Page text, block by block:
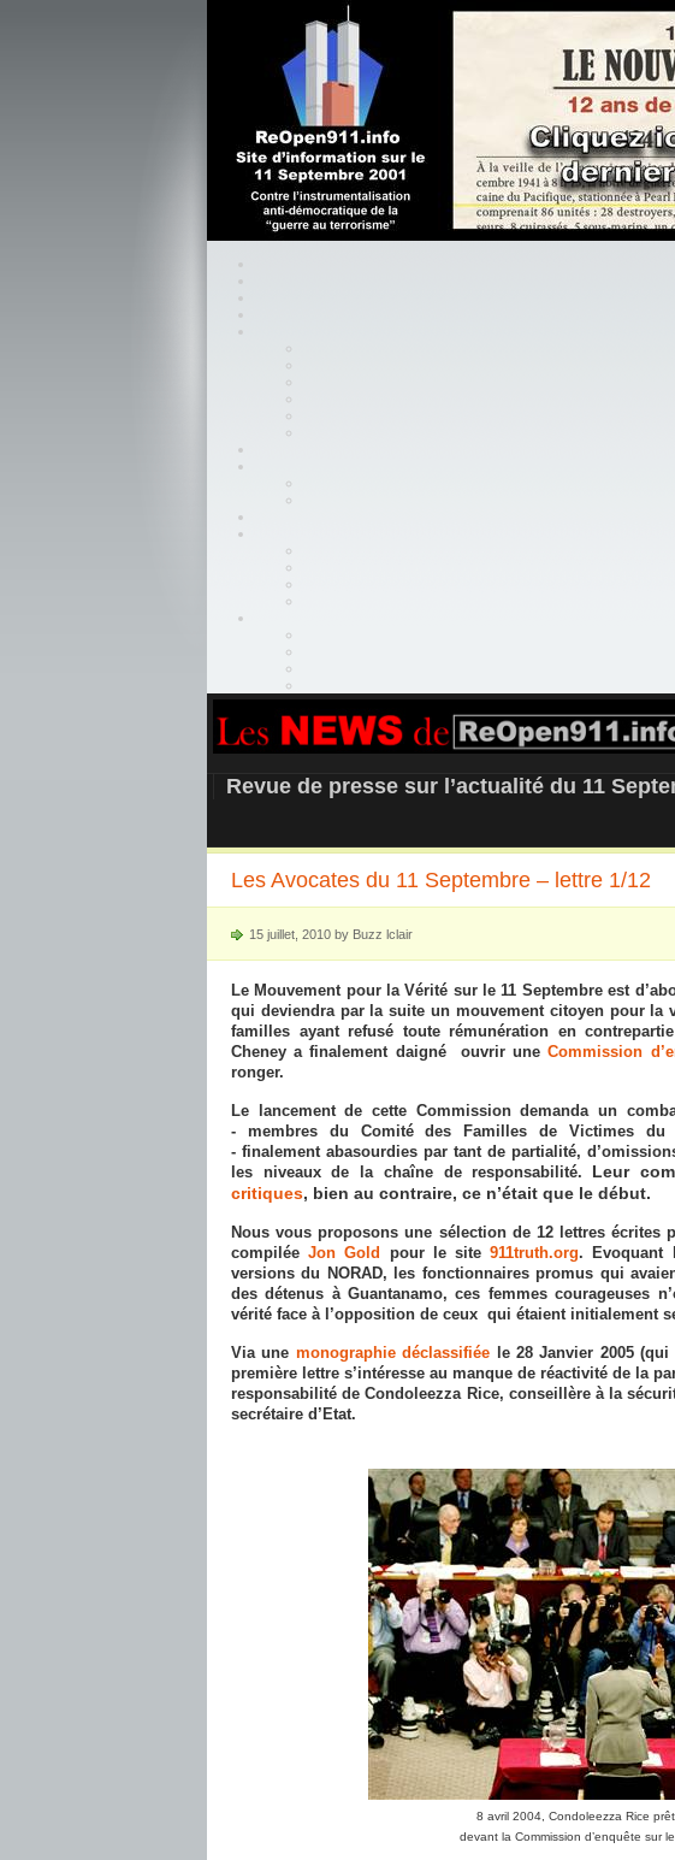
REOPEN911 – NEWS
Revue de presse sur l’actualité du 11
Les Avocates du 11 Septembre – lettre 1/12
15 juillet, 2010 by Buzz lclair
Le Mouvement pour la Vérité sur le 11 Septembre est
qui deviendra par la suite un mouvement citoyen pour la
familles ayant refusé toute rémunération en
Cheney a finalementdaigné ouvrir uneCommission
ronger.
Le lancement de cette Commission demanda un
- membres du Comité des Familles de Victimes du
- finalement abasourdies par tant de partialité,
les niveaux de la chaîne de responsabilité.
Leur
critiques, bien au contraire, ce n’était que le début.
Nous vous proposons une sélection de 12 lettres écrites
compiléeJon Gold pour le site911truth.org. Evoquant
versions du NORAD, les fonctionnaires promus qui
des détenus à Guantanamo, ces femmes courageuses
vérité face à l’opposition de ceux qui étaient initialement
Via une monographie déclassifiée le 28 Janvier 2005
première lettre s’intéresse au manque de réactivité de la
responsabilité de Condoleezza Rice, conseillère à la
secrétaire d’Etat.
8 avril 2004, Condoleezza Rice
devant la Commission d’enquête sur